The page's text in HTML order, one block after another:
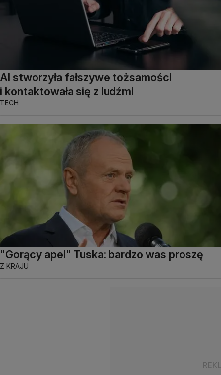
AI stworzyła fałszywe tożsamości
i kontaktowała się z ludźmi
TECH
"Gorący apel" Tuska: bardzo was proszę
Z KRAJU